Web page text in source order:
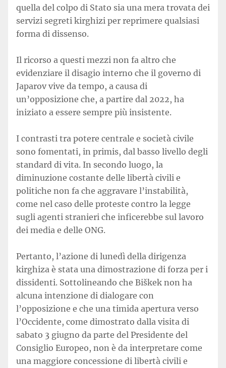
quella del colpo di Stato sia una mera trovata dei
servizi segreti kirghizi per reprimere qualsiasi
forma di dissenso.
Il ricorso a questi mezzi non fa altro che
evidenziare il disagio interno che il governo di
Japarov vive da tempo, a causa di
un’opposizione che, a partire dal 2022, ha
iniziato a essere sempre più insistente.
I contrasti tra potere centrale e società civile
sono fomentati, in primis, dal basso livello degli
standard di vita. In secondo luogo, la
diminuzione costante delle libertà civili e
politiche non fa che aggravare l’instabilità,
come nel caso delle proteste contro la legge
sugli agenti stranieri che inficerebbe sul lavoro
dei media e delle ONG.
Pertanto, l’azione di lunedì della dirigenza
kirghiza è stata una dimostrazione di forza per i
dissidenti. Sottolineando che Biškek non ha
alcuna intenzione di dialogare con
l’opposizione e che una timida apertura verso
l’Occidente, come dimostrato dalla visita di
sabato 3 giugno da parte del Presidente del
Consiglio Europeo, non è da interpretare come
una maggiore concessione di libertà civili e